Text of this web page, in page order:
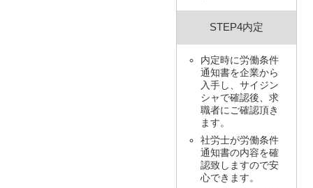
STEP4内定
内定時に労働条件
通知書を企業から
入手し、サイジン
シャで確認後、求
職者にご確認頂き
ます。
社労士が労働条件
通知書の内容を確
認致しますので安
心できます。